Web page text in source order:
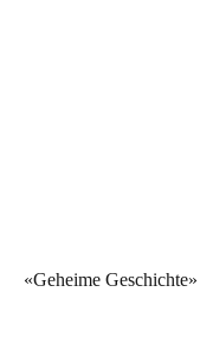
«Geheime